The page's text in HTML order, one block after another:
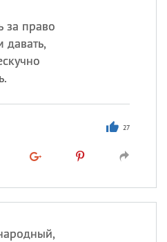
за право
давать,
27